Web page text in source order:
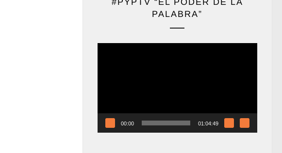
#PYPTV “EL PODER DE LA
PALABRA”
00:00 01:04:49